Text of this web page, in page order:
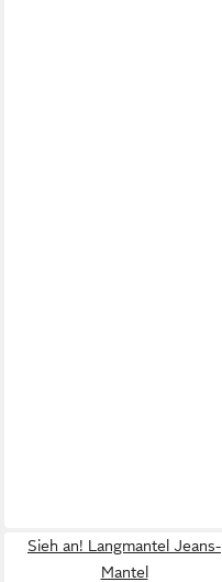
Sieh an! Langmantel Jeans-
Mantel